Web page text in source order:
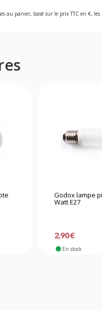
au panier, basé sur le prix TTC en €,
Godox lampe
Watt E27
2,90 €
En stock